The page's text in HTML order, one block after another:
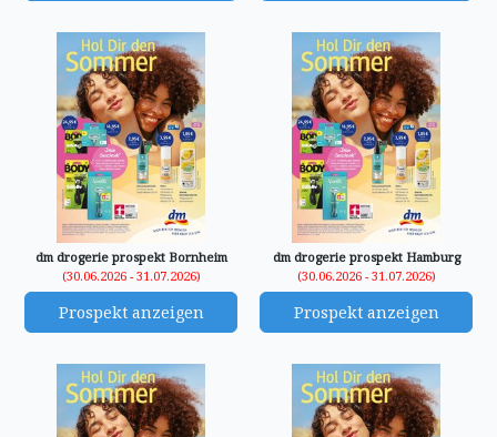
dm drogerie prospekt Bornheim
(30.06.2026 - 31.07.2026)
Prospekt anzeigen
dm drogerie prospekt Hamburg
(30.06.2026 - 31.07.2026)
Prospekt anzeigen